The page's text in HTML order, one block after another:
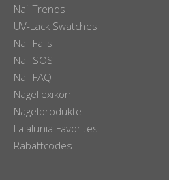
Nail Trends
UV-Lack Swatches
Nail Fails
Nail SOS
Nail FAQ
Nagellexikon
Nagelprodukte
Lalalunia Favorites
Rabattcodes